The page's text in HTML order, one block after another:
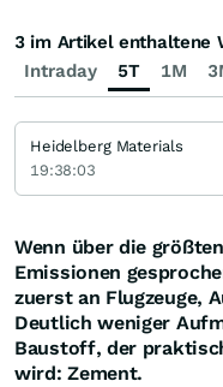
Wenn über die
Emissionen
zuerst an Flugzeuge,
Deutlich weniger
Baustoff, der
wird: Zement.
Intraday 5T 1M
3 im Artikel enthaltene
Heidelberg Materials
19:38:03